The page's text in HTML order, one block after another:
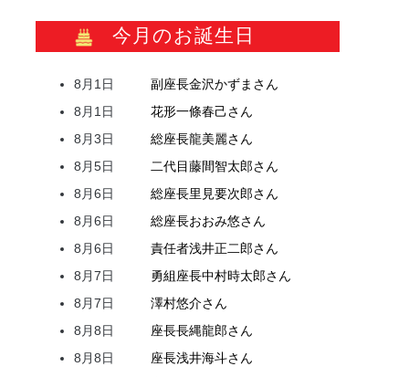
今月のお誕生日
8月1日 副座長金沢かずま さん
8月1日
花形一條春己さん
8月3日
総座長龍美麗さん
8月5日
二代目藤間智太郎さん
8月6日
総座長里見要次郎さん
8月6日
総座長おおみ悠さん
8月6日
責任者浅井正二郎さん
8月7日
勇組座長中村時太郎さん
8月7日
澤村悠介さん
8月8日
座長長縄龍郎さん
8月8日
座長浅井海斗さん